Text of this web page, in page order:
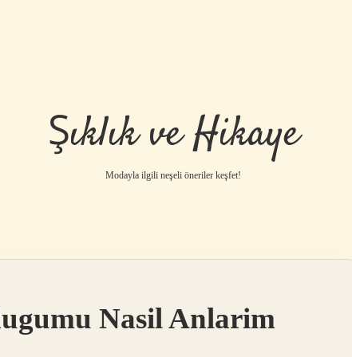
Şıklık ve Hikaye
Modayla ilgili neşeli öneriler keşfet!
Nasil Anlarim